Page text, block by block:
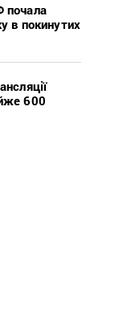
почала
в покинутих
600